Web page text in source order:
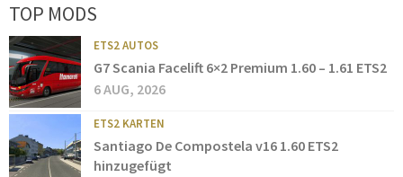
TOP MODS
ETS2 AUTOS
G7 Scania Facelift 6×2 Premium 1.60 – 1.61 ETS2
6 AUG, 2026
ETS2 KARTEN
Santiago De Compostela v16 1.60 ETS2
hinzugefügt